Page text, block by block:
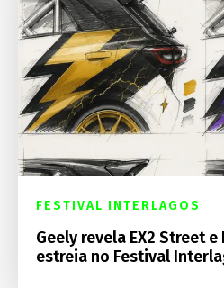
FESTIVAL INTERLAGOS
Geely revela EX2 Street e
estreia no Festival